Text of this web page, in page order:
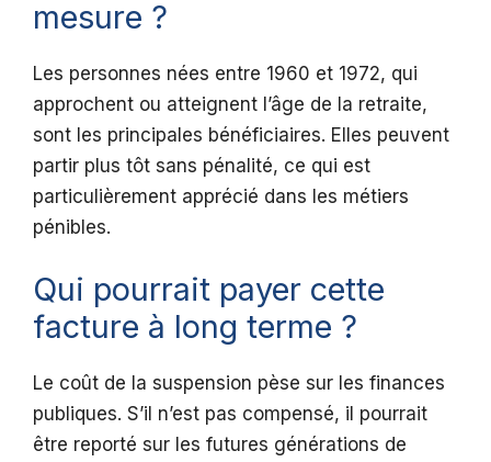
mesure ?
Les personnes nées entre 1960 et 1972, qui
approchent ou atteignent l’âge de la retraite,
sont les principales bénéficiaires. Elles peuvent
partir plus tôt sans pénalité, ce qui est
particulièrement apprécié dans les métiers
pénibles.
Qui pourrait payer cette
facture à long terme ?
Le coût de la suspension pèse sur les finances
publiques. S’il n’est pas compensé, il pourrait
être reporté sur les futures générations de